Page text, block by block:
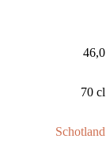
46,0
70 cl
Schotland